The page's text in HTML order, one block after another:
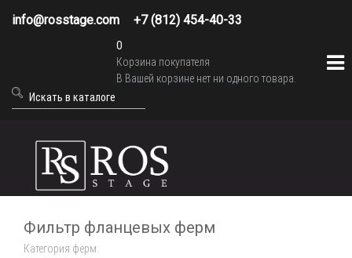
info@rosstage.com +7 (812) 454-40-33
0
Корзина покупателя
В Вашей корзине нет ни одного товара.
Фильтр фланцевых ферм
Категория ферм: